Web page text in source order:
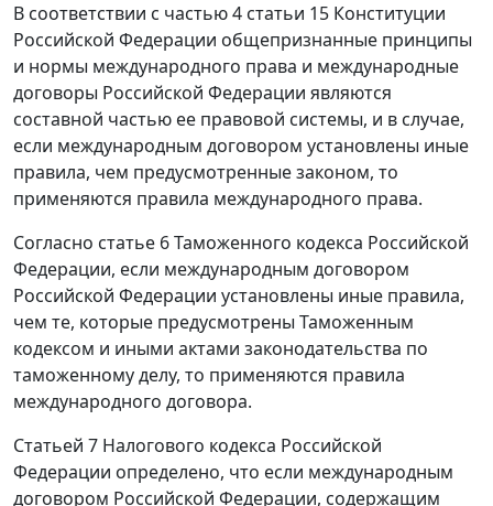
В соответствии с частью 4 статьи 15 Конституции
Российской Федерации общепризнанные принципы
и нормы международного права и международные
договоры Российской Федерации являются
составной частью ее правовой системы, и в случае,
если международным договором установлены иные
правила, чем предусмотренные законом, то
применяются правила международного права.
Согласно статье 6Таможенного кодекса Российской
Федерации, если международным договором
Российской Федерации установлены иные правила,
чем те, которые предусмотрены Таможенным
кодексом и иными актами законодательства по
таможенному делу, то применяются правила
международного договора.
Статьей 7 Налогового кодекса Российской
Федерации определено, что если международным
договором Российской Федерации, содержащим